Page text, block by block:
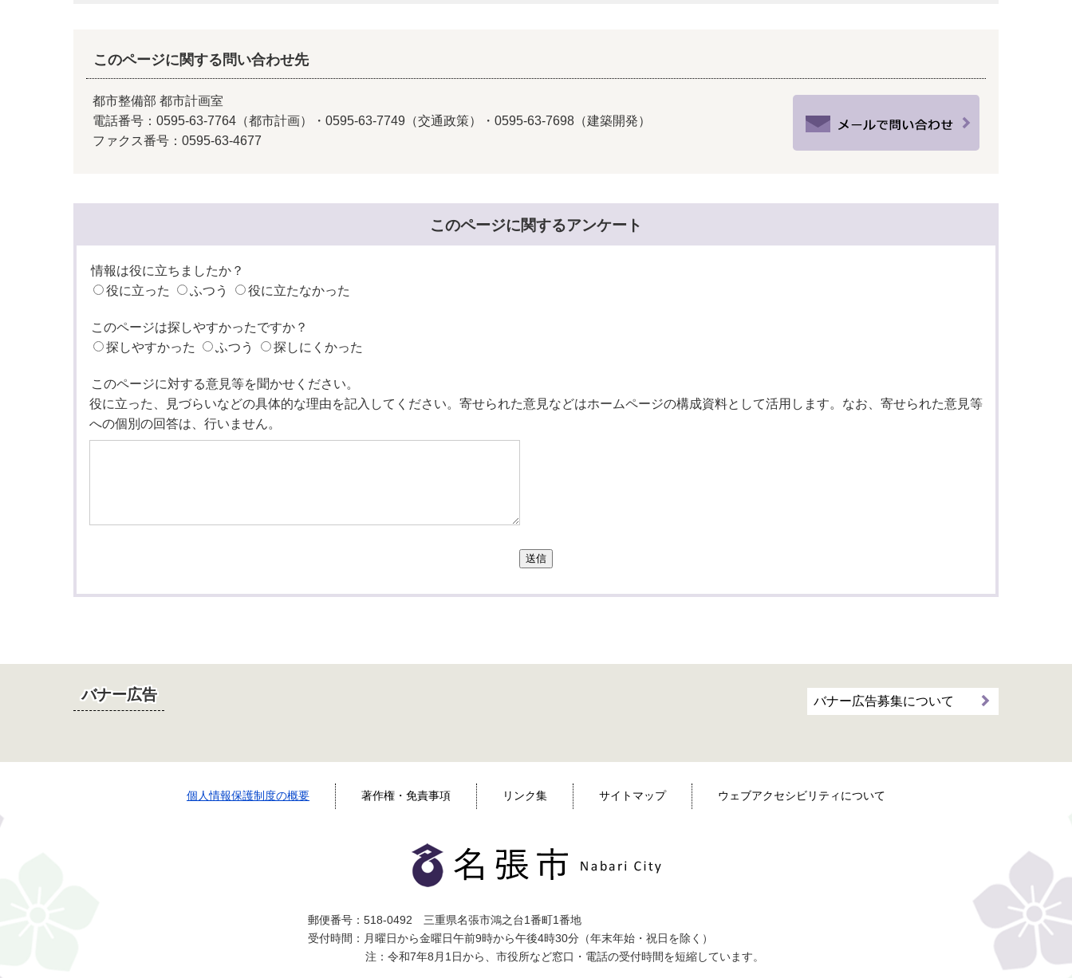
このページに関する問い合わせ先
都市整備部 都市計画室
電話番号：0595-63-7764（都市計画）・0595-63-7749（交通政策）・0595-63-7698（建築開発）
ファクス番号：0595-63-4677
このページに関するアンケート
情報は役に立ちましたか？
役に立った
ふつう 役に立たなかった
このページは探しやすかったですか？
探しやすかった
ふつう 探しにくかった
このページに対する意見等を聞かせください。
役に立った、見づらいなどの具体的な理由を記入してください。寄せられた意見などはホームページの構成資料として活用します。なお、寄せられた意見等
への個別の回答は、行いません。
送信
バナー広告 バナー広告募集について
個人情報保護制度の概要 著作権・免責事項 リンク集 サイトマップ ウェブアクセシビリティについて
郵便番号：518-0492 三重県名張市鴻之台1番町1番地
受付時間：月曜日から金曜日午前9時から午後4時30分（年末年始・祝日を除く）
注：令和7年8月1日から、市役所など窓口・電話の受付時間を短縮しています。